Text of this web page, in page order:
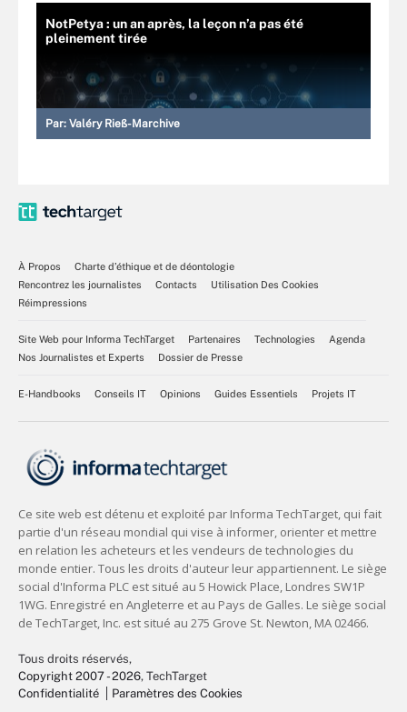
NotPetya : un an après, la leçon n’a pas été
pleinement tirée
Par: Valéry Rieß-Marchive
À Propos
Charte d’éthique et de déontologie
Rencontrez les journalistes
Contacts
Utilisation Des Cookies
Réimpressions
Site Web pour Informa TechTarget Partenaires Technologies
Agenda
Nos Journalistes et Experts
Dossier de Presse
E-Handbooks Conseils IT Opinions Guides Essentiels Projets IT
Tous droits réservés,
Copyright 2007 - 2026, TechTarget
Confidentialité
Paramètres des Cookies